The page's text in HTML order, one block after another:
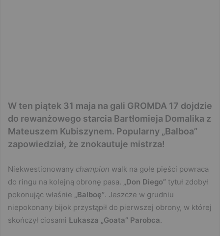
W ten piątek 31 maja na gali GROMDA 17 dojdzie
do rewanżowego starcia Bartłomieja Domalika z
Mateuszem Kubiszynem. Popularny „Balboa”
zapowiedział, że znokautuje mistrza!
Niekwestionowany champion walk na gołe pięści powraca
do ringu na kolejną obronę pasa.
„Don Diego” tytuł zdobył
pokonując właśnie
„Balboę”. Jeszcze w grudniu
niepokonany bijok przystąpił do pierwszej obrony, w której
skończył ciosami Łukasza „Goata” Parobca.